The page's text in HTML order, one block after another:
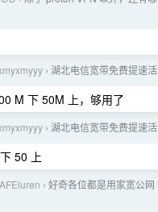
› 湖北电信宽带免费提速
M 下 50M 上，够用了
› 湖北电信宽带免费提速
50 上
› 好奇各位都是用家宽公网